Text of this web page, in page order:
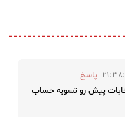
پاسخ
پیش رو تسویه حساب